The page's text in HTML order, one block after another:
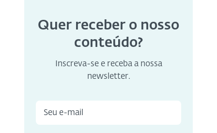
Quer receber o nosso
conteúdo?
Inscreva-se e receba a nossa
newsletter.